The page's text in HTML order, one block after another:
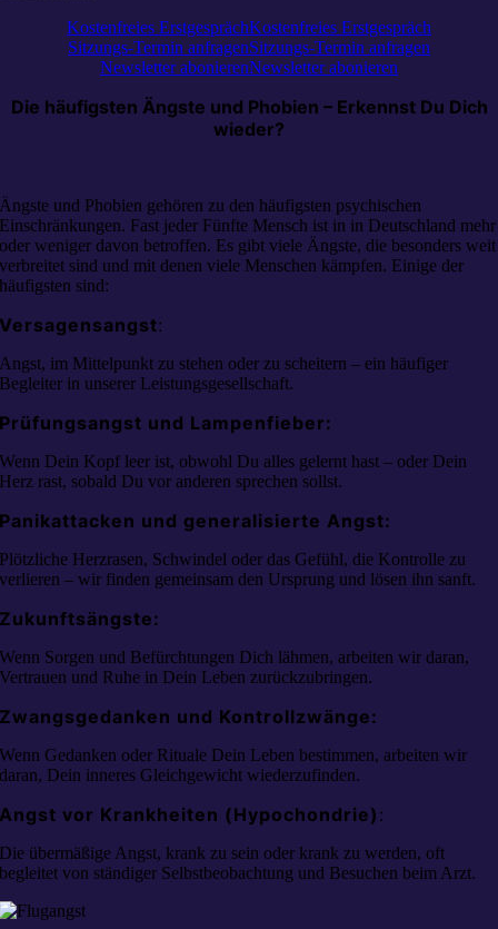
Kostenfreies ErstgesprächKostenfreies Erstgespräch
Sitzungs-Termin anfragenSitzungs-Termin anfragen
Newsletter abonierenNewsletter abonieren
Die häufigsten Ängste und Phobien – Erkennst Du Dich
wieder?
Ängste und Phobien gehören zu den häufigsten psychischen
Einschränkungen. Fast jeder Fünfte Mensch ist in in Deutschland mehr
oder weniger davon betroffen. Es gibt viele Ängste, die besonders weit
verbreitet sind und mit denen viele Menschen kämpfen. Einige der
häufigsten sind:
Versagensangst:
Angst, im Mittelpunkt zu stehen oder zu scheitern – ein häufiger
Begleiter in unserer Leistungsgesellschaft.
Prüfungsangst und Lampenfieber:
Wenn Dein Kopf leer ist, obwohl Du alles gelernt hast – oder Dein
Herz rast, sobald Du vor anderen sprechen sollst.
Panikattacken und generalisierte Angst:
Plötzliche Herzrasen, Schwindel oder das Gefühl, die Kontrolle zu
verlieren – wir finden gemeinsam den Ursprung und lösen ihn sanft.
Zukunftsängste:
Wenn Sorgen und Befürchtungen Dich lähmen, arbeiten wir daran,
Vertrauen und Ruhe in Dein Leben zurückzubringen.
Zwangsgedanken und Kontrollzwänge:
Wenn Gedanken oder Rituale Dein Leben bestimmen, arbeiten wir
daran, Dein inneres Gleichgewicht wiederzufinden.
Angst vor Krankheiten (Hypochondrie) :
Die übermäßige Angst, krank zu sein oder krank zu werden, oft
begleitet von ständiger Selbstbeobachtung und Besuchen beim Arzt.